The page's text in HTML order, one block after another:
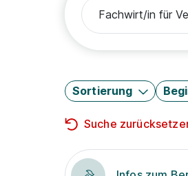
Sortierung
Suche